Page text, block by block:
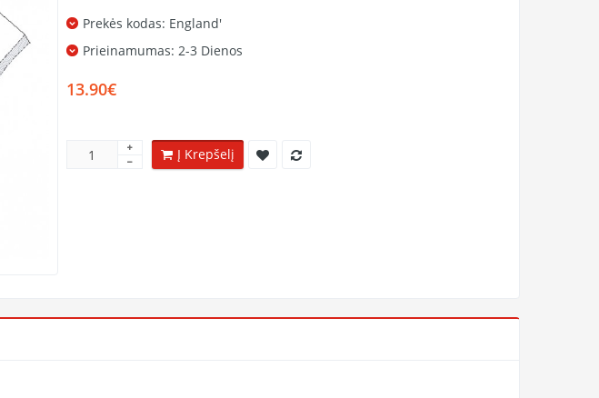
Prekės kodas: England'
Prieinamumas: 2-3 Dienos
13.90€
Į Krepšelį